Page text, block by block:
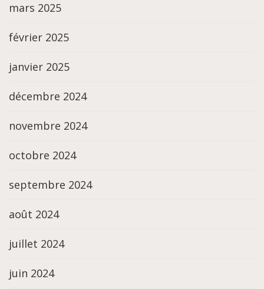
mars 2025
février 2025
janvier 2025
décembre 2024
novembre 2024
octobre 2024
septembre 2024
août 2024
juillet 2024
juin 2024